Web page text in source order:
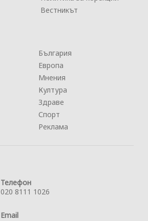
Вестникът
България
Европа
Мнения
Култура
Здраве
Спорт
Реклама
Телефон
020 8111 1026
Email